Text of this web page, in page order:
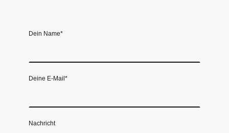
Dein Name*
Deine E-Mail *
Nachricht